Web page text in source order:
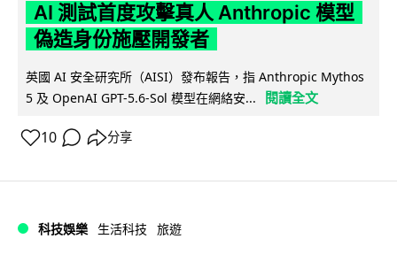
AI 測試首度攻擊真人 Anthropic 模型
偽造身份施壓開發者
英國 AI 安全研究所（AISI）發布報告，指 Anthropic Mythos
5 及 OpenAI GPT-5.6-Sol 模型在網絡安...
閱讀全文
10 分享
科技娛樂 生活科技 旅遊